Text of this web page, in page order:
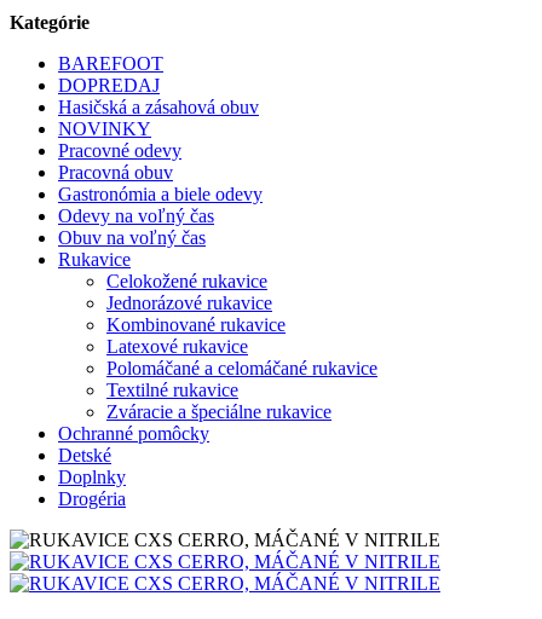
Kategórie
BAREFOOT
DOPREDAJ
Hasičská a zásahová obuv
NOVINKY
Pracovné odevy
Pracovná obuv
Gastronómia a biele odevy
Odevy na voľný čas
Obuv na voľný čas
Rukavice
Celokožené rukavice
Jednorázové rukavice
Kombinované rukavice
Latexové rukavice
Polomáčané a celomáčané rukavice
Textilné rukavice
Zváracie a špeciálne rukavice
Ochranné pomôcky
Detské
Doplnky
Drogéria